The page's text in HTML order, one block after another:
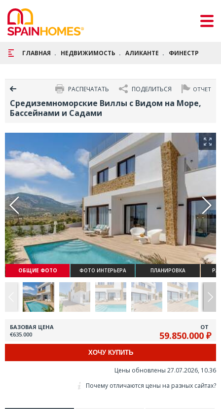
ГЛАВНАЯ НЕДВИЖИМОСТЬ АЛИКАНТЕ ФИНЕСТРАТ
ОТЧЕТ
ПОДЕЛИТЬСЯ
РАСПЕЧАТАТЬ
Средиземноморские Виллы с Видом на Море,
Бассейнами и Садами
ОБЩИЕ ФОТО ФОТО ИНТЕРЬЕРА ПЛАНИРОВКА
БАЗОВАЯ ЦЕНА
€635.000
ОТ
59.850.000 ₽
ХОЧУ КУПИТЬ
Цены обновлены 27.07.2026, 10.36
Почему отличаются цены на разных сайтах?